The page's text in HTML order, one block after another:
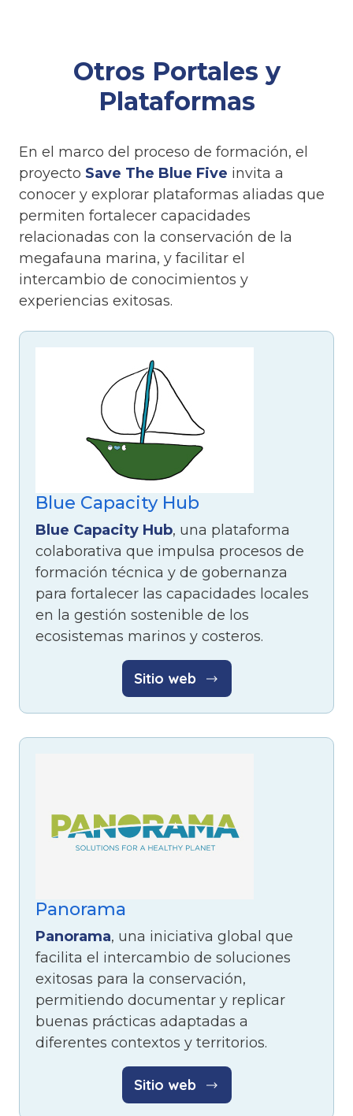
Otros Portales y
Plataformas
En el marco del proceso de formación, el
proyecto Save The Blue Five invita a
conocer y explorar plataformas aliadas que
permiten fortalecer capacidades
relacionadas con la conservación de la
megafauna marina, y facilitar el
intercambio de conocimientos y
experiencias exitosas.
Blue Capacity Hub
Blue Capacity Hub, una plataforma
colaborativa que impulsa procesos de
formación técnica y de gobernanza
para fortalecer las capacidades locales
en la gestión sostenible de los
ecosistemas marinos y costeros.
Sitio web
Panorama
Panorama, una iniciativa global que
facilita el intercambio de soluciones
exitosas para la conservación,
permitiendo documentar y replicar
buenas prácticas adaptadas a
diferentes contextos y territorios.
Sitio web